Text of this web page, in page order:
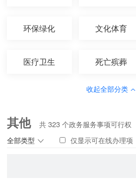
环保绿化 文化体育
医疗卫生 死亡殡葬
收起全部分类
其他
全部类型
共323 个政务服务事项可行权
仅显示可在线办理项